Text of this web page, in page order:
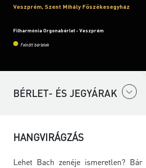
Veszprém, Szent Mihály Főszékesegyház
Filharmónia Orgonabérlet - Veszprém
Felnőtt bérletek
BÉRLET- ÉS JEGYÁRAK
HANGVIRÁGZÁS
Lehet Bach zenéje ismeretlen?